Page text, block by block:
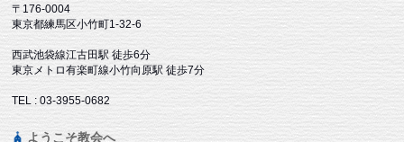
〒176-0004
東京都練馬区小竹町1-32-6
西武池袋線江古田駅 徒歩6分
東京メトロ有楽町線小竹向原駅 徒歩7分
TEL : 03-3955-0682
ようこそ教会へ